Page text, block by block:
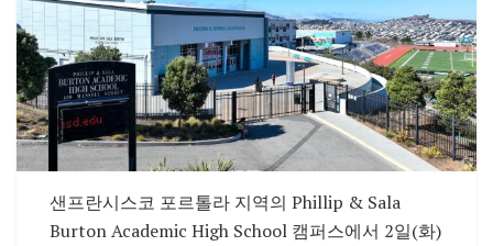
샌프란시스코 포르톨라 지역의 Phillip & Sala
Burton Academic High School 캠퍼스에서 2일(화)